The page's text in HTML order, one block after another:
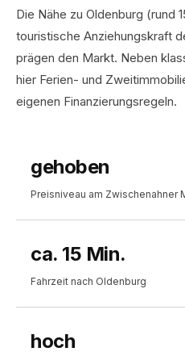
Die Nähe zu Oldenburg (rund
touristische Anziehungskraft
prägen den Markt. Neben
hier Ferien- und
eigenen Finanzierungsregeln.
gehoben
Preisniveau am Zwischenahner
ca. 15 Min.
Fahrzeit nach Oldenburg
hoch